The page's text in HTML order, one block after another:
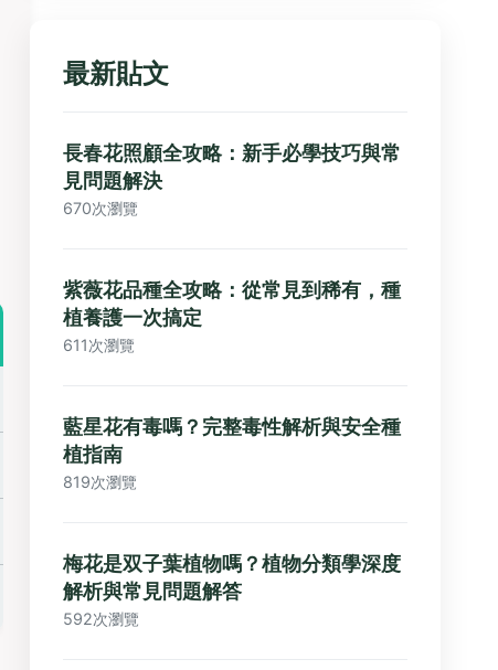
最新貼文
長春花照顧全攻略：新手必學技巧與常
見問題解決
670次瀏覽
紫薇花品種全攻略：從常見到稀有，種
植養護一次搞定
611次瀏覽
藍星花有毒嗎？完整毒性解析與安全種
植指南
819次瀏覽
梅花是双子葉植物嗎？植物分類學深度
解析與常見問題解答
592次瀏覽